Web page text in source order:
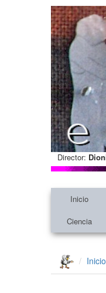
Director:
Inicio
Ciencia
Inicio